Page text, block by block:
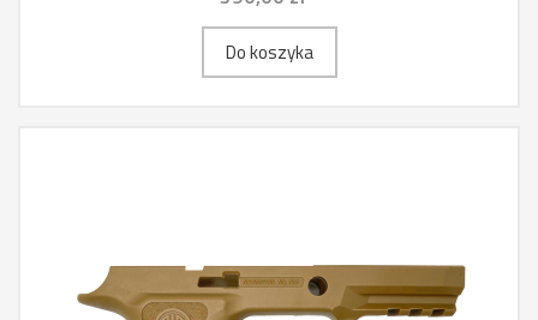
Do koszyka